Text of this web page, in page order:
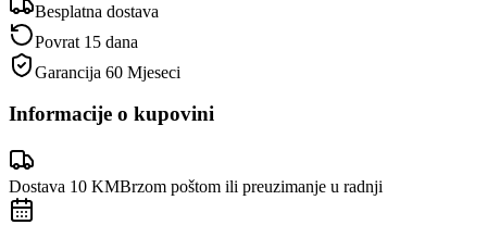
Besplatna dostava
Povrat 15 dana
Garancija 60 Mjeseci
Informacije o kupovini
Dostava 10 KMBrzom poštom ili preuzimanje u radnji